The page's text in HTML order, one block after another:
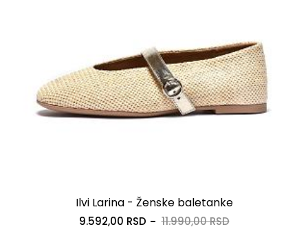
Ilvi Larina - Ženske baletanke
9.592,00 RSD 11.990,00 RSD